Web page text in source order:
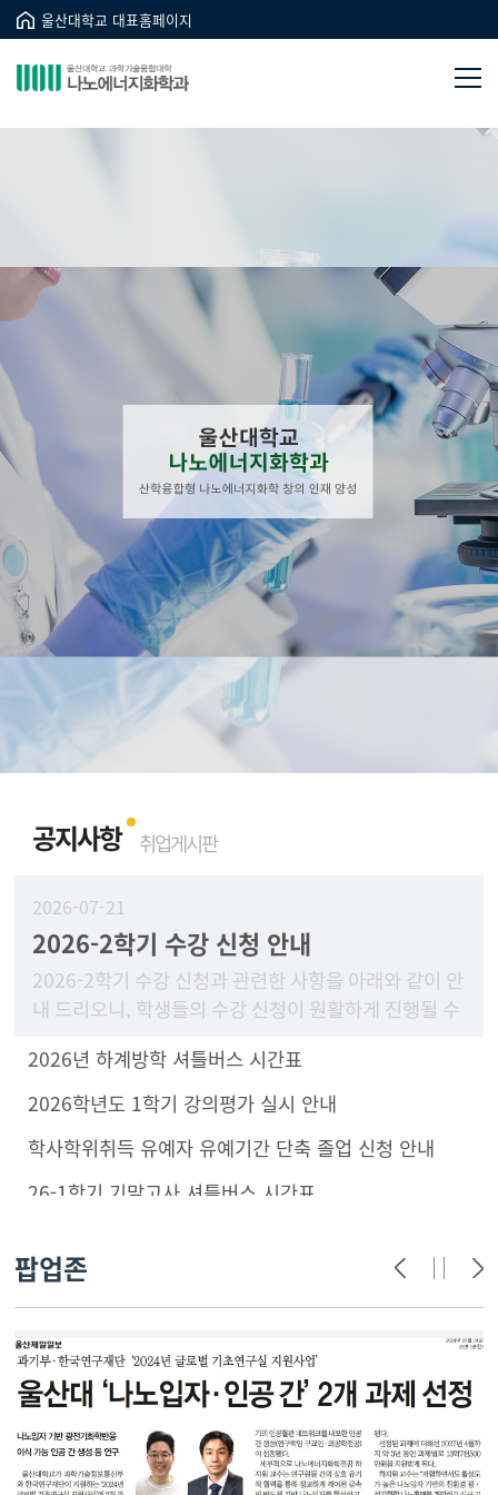
울산대학교 대표홈페이지
공지사항 취업게시판
2026-07-21
2026-2학기 수강 신청 안내
2026-2학기 수강 신청과 관련한 사항을 아래와 같이 안
내 드리오니, 학생들의 수강 신청이 원활하게 진행될 수
주시기 바랍니
2026년 하계방학 셔틀버스 시간표
2026학년도 1학기 강의평가 실시 안내
학사학위취득 유예자 유예기간 단축 졸업 신청 안내
26-1학기 기말고사 셔틀버스 시간표
팝업존